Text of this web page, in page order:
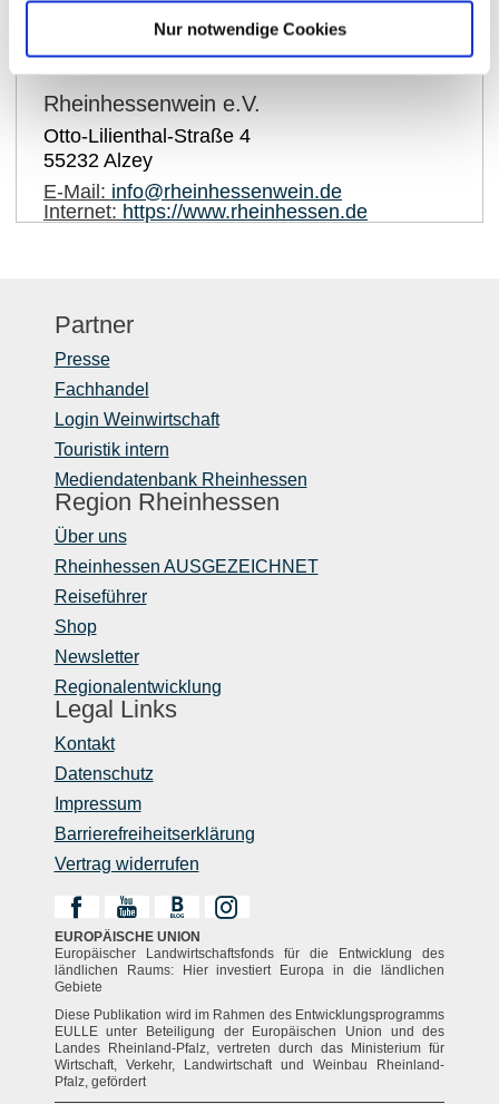
Nur notwendige Cookies
Kontaktinformationen:
Rheinhessenwein e.V.
Otto-Lilienthal-Straße 4
55232 Alzey
E-Mail: info@rheinhessenwein.de
Internet: https://www.rheinhessen.de
Partner
Presse
Fachhandel
Login Weinwirtschaft
Touristik intern
Mediendatenbank Rheinhessen
Region Rheinhessen
Über uns
Rheinhessen AUSGEZEICHNET
Reiseführer
Shop
Newsletter
Regionalentwicklung
Legal Links
Kontakt
Datenschutz
Impressum
Barrierefreiheitserklärung
Vertrag widerrufen
EUROPÄISCHE UNION
Europäischer Landwirtschaftsfonds für die Entwicklung des
ländlichen Raums: Hier investiert Europa in die ländlichen
Gebiete
Diese Publikation wird im Rahmen des Entwicklungsprogramms
EULLE unter Beteiligung der Europäischen Union und des
Landes Rheinland-Pfalz, vertreten durch das Ministerium für
Wirtschaft, Verkehr, Landwirtschaft und Weinbau Rheinland-
Pfalz, gefördert